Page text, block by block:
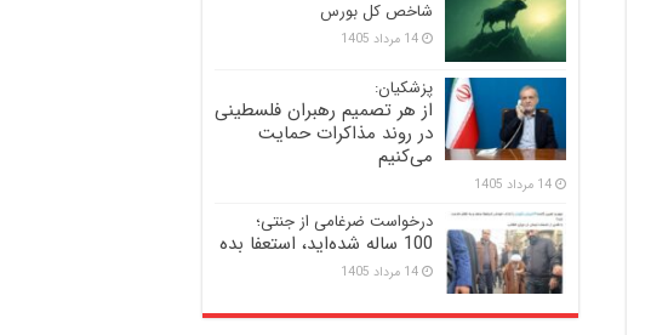
شاخص کل بورس
14 مرداد 1405
پزشکیان:
از هر تصمیم رهبران فلسطینی
در روند مذاکرات حمایت
می‌کنیم
14 مرداد 1405
درخواست ضرغامی از جنتی؛
100 ساله شده‌اید، استعفا بده
14 مرداد 1405